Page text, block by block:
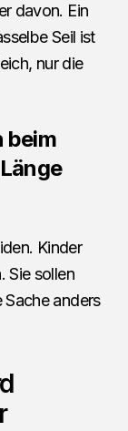
davon. Ein
Seil ist
nur die
beim
Kinder
Sie sollen
anders